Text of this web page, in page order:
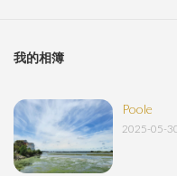
我的相簿
Poole
2025-05-